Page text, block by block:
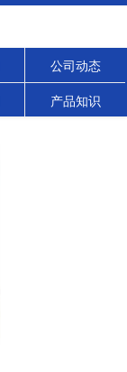
公司动态
产品知识